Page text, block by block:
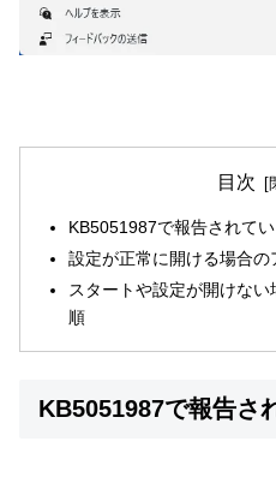
目次
KB5051987で報告されて
設定が正常に開ける場合
スタートや設定が開けな
順
KB5051987で報告さ